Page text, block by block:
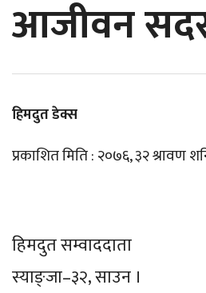
आजीवन
हिमदुत डेक्स
प्रकाशित मिति : २०७६, ३२ श्रावण
हिमदुत सम्वाददाता
स्याङ्जा–३२, साउन ।